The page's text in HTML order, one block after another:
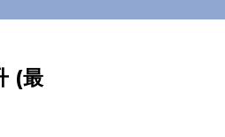
(最